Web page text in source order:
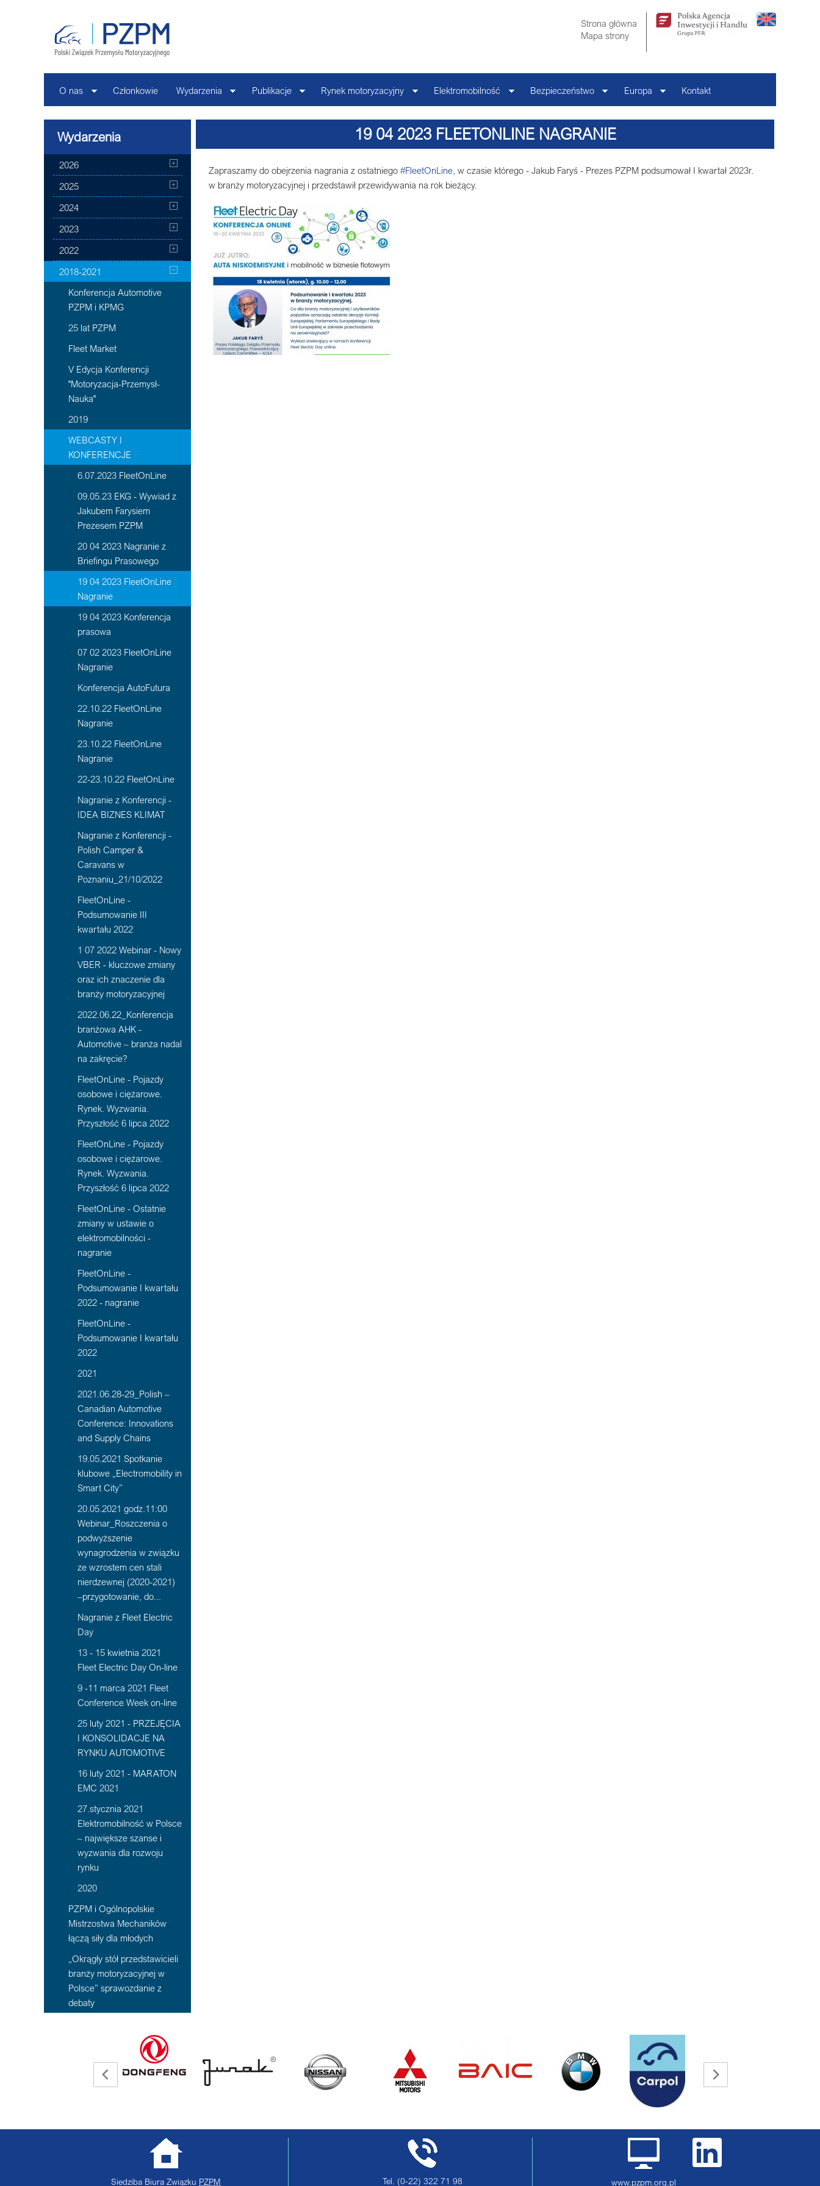
Strona główna
Mapa strony
O nas Członkowie Wydarzenia Publikacje Rynek motoryzacyjny Elektromobilność Bezpieczeństwo Europa Kontakt
Wydarzenia
2026
2025
2024
2023
2022
2018-2021
Konferencja Automotive
PZPM i KPMG
25 lat PZPM
Fleet Market
V Edycja Konferencji
"Motoryzacja-Przemysł-
Nauka"
2019
WEBCASTY I
KONFERENCJE
6.07.2023 FleetOnLine
09.05.23 EKG - Wywiad z
Jakubem Farysiem
Prezesem PZPM
20 04 2023 Nagranie z
Briefingu Prasowego
19 04 2023 FleetOnLine
Nagranie
19 04 2023 Konferencja
prasowa
07 02 2023 FleetOnLine
Nagranie
Konferencja AutoFutura
22.10.22 FleetOnLine
Nagranie
23.10.22 FleetOnLine
Nagranie
22-23.10.22 FleetOnLine
Nagranie z Konferencji -
IDEA BIZNES KLIMAT
Nagranie z Konferencji -
Polish Camper &
Caravans w
Poznaniu_21/10/2022
FleetOnLine -
Podsumowanie III
kwartału 2022
1 07 2022 Webinar - Nowy
VBER - kluczowe zmiany
oraz ich znaczenie dla
branży motoryzacyjnej
2022.06.22_Konferencja
branżowa AHK -
Automotive – branża nadal
na zakręcie?
FleetOnLine - Pojazdy
osobowe i ciężarowe.
Rynek. Wyzwania.
Przyszłość 6 lipca 2022
FleetOnLine - Pojazdy
osobowe i ciężarowe.
Rynek. Wyzwania.
Przyszłość 6 lipca 2022
FleetOnLine - Ostatnie
zmiany w ustawie o
elektromobilności -
nagranie
FleetOnLine -
Podsumowanie I kwartału
2022 - nagranie
FleetOnLine -
Podsumowanie I kwartału
2022
2021
2021.06.28-29_Polish –
Canadian Automotive
Conference: Innovations
and Supply Chains
19.05.2021 Spotkanie
klubowe „Electromobility in
Smart City”
20.05.2021 godz.11:00
Webinar_Roszczenia o
podwyższenie
wynagrodzenia w związku
ze wzrostem cen stali
nierdzewnej (2020-2021)
–przygotowanie, do...
Nagranie z Fleet Electric
Day
13 - 15 kwietnia 2021
Fleet Electric Day On-line
9 -11 marca 2021 Fleet
Conference Week on-line
25 luty 2021 - PRZEJĘCIA
I KONSOLIDACJE NA
RYNKU AUTOMOTIVE
16 luty 2021 - MARATON
EMC 2021
27.stycznia 2021
Elektromobilność w Polsce
– największe szanse i
wyzwania dla rozwoju
rynku
2020
PZPM i Ogólnopolskie
Mistrzostwa Mechaników
łączą siły dla młodych
„Okrągły stół przedstawicieli
branży motoryzacyjnej w
Polsce” sprawozdanie z
debaty
19 04 2023 FLEETONLINE NAGRANIE
Zapraszamy do obejrzenia nagrania z ostatniego #FleetOnLine , w czasie którego - Jakub Faryś - Prezes PZPM podsumował I kwartał 2023r.
w branży motoryzacyjnej i przedstawił przewidywania na rok bieżący.
Siedziba Biura Związku PZPM Tel. (0-22) 322 71 98 www.pzpm.org.pl